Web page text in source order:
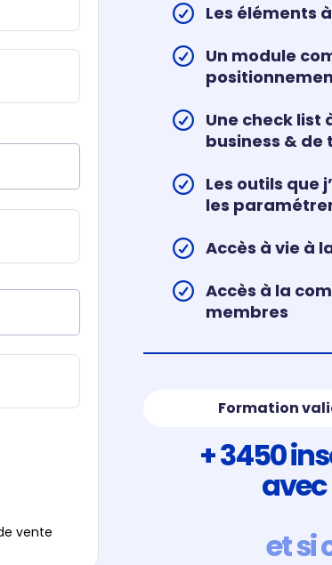
vente
Les éléments
Un module
Une check list
business & de
Les outils que
les
Accès à vie à
Accès à la
membres
Formation
+ 3450
avec
et si